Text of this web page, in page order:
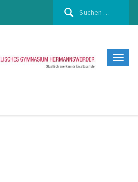
Suchen